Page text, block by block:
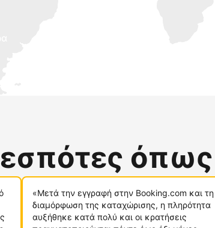
όπως
«Μετά την εγγραφή στην Booking.com και τη
διαμόρφωση της καταχώρισης, η πληρότητα
αυξήθηκε κατά πολύ και οι κρατήσεις